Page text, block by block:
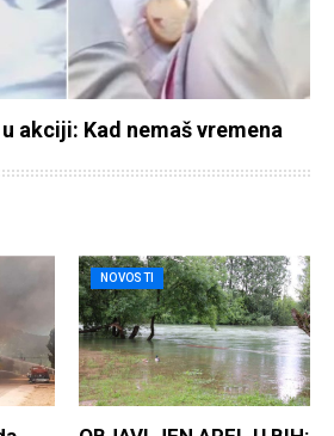
akciji: Kad nemaš vremena
NOVOSTI